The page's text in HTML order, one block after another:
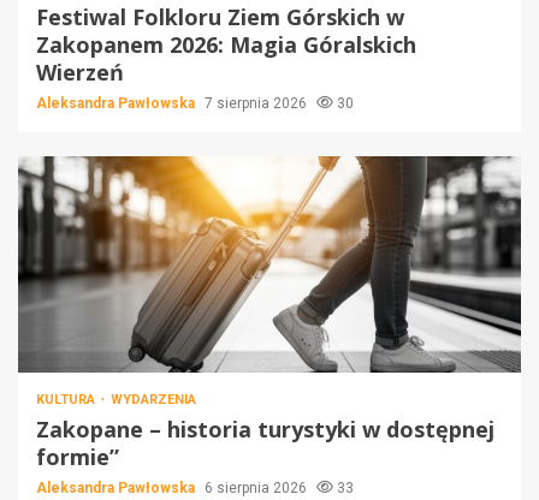
Festiwal Folkloru Ziem Górskich w
Zakopanem 2026: Magia Góralskich
Wierzeń
Aleksandra Pawłowska 7 sierpnia 2026 30
KULTURA WYDARZENIA
Zakopane – historia turystyki w dostępnej
formie”
Aleksandra Pawłowska 6 sierpnia 2026 33